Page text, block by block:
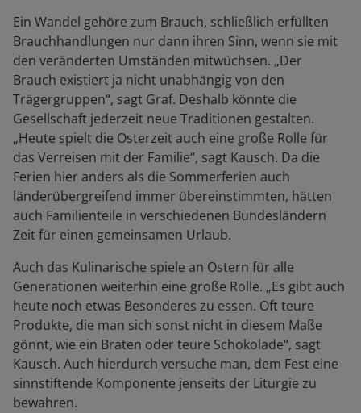
Ein Wandel gehöre zum Brauch, schließlich erfüllten
Brauchhandlungen nur dann ihren Sinn, wenn sie mit
den veränderten Umständen mitwüchsen. „Der
Brauch existiert ja nicht unabhängig von den
Trägergruppen“, sagt Graf. Deshalb könnte die
Gesellschaft jederzeit neue Traditionen gestalten.
„Heute spielt die Osterzeit auch eine große Rolle für
das Verreisen mit der Familie“, sagt Kausch. Da die
Ferien hier anders als die Sommerferien auch
länderübergreifend immer übereinstimmten, hätten
auch Familienteile in verschiedenen Bundesländern
Zeit für einen gemeinsamen Urlaub.
Auch das Kulinarische spiele an Ostern für alle
Generationen weiterhin eine große Rolle. „Es gibt auch
heute noch etwas Besonderes zu essen. Oft teure
Produkte, die man sich sonst nicht in diesem Maße
gönnt, wie ein Braten oder teure Schokolade“, sagt
Kausch. Auch hierdurch versuche man, dem Fest eine
sinnstiftende Komponente jenseits der Liturgie zu
bewahren.